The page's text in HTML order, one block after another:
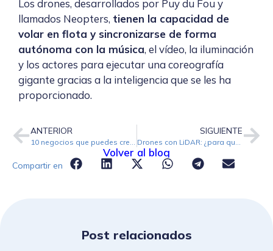
Los drones, desarrollados por Puy du Fou y
llamados Neopters, tienen la capacidad de
volar en flota y sincronizarse de forma
autónoma con la música, el vídeo, la iluminación
y los actores para ejecutar una coreografía
gigante gracias a la inteligencia que se les ha
proporcionado.
ANTERIOR SIGUIENTE
Volver al blog
Compartir en
Post relacionados